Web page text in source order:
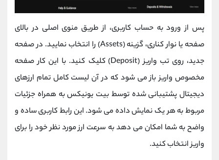
پس از ورود به حساب کاربری، از طریق منوی اصلی در بالای
صفحه یا نوار کناری، گزینه (Assets) را انتخاب نمایید. در صفحه
جدید، روی تب واریز (Deposit) کلیک کنید. با این کار صفحه
مخصوص واریز باز می ‌شود که در آن لیست کامل تمام ارزهای
دیجیتال پشتیبانی شده توسط بیت ‌یونیکس به همراه جزئیات
مربوط به هر یک نمایش داده می ‌شود. این رابط کاربری ساده و
واضح به شما امکان می‌ دهد به سرعت ارز مورد نظر خود را برای
واریز انتخاب کنید.